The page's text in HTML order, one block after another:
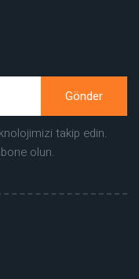
Gönder
takip edin.
olun.